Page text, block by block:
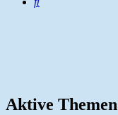
Aktive Themen